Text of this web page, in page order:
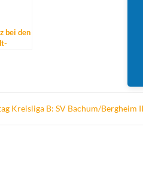
bei den
Kreisliga B: SV Bachum/Bergheim